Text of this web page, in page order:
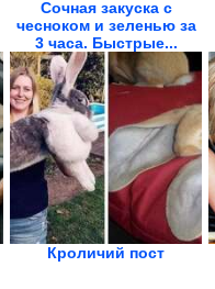
Сочная закуска с
чесноком и зеленью за
3 часа. Быстрые...
Кроличий пост